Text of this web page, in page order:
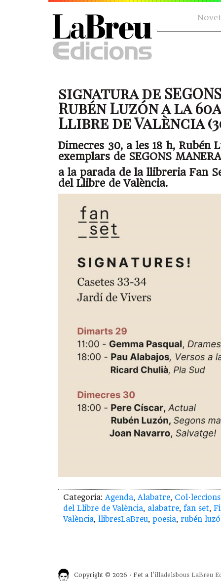
signatura de
Rubén Luzón a la
Llibre de València
Dimecres 30, a les 18 h, Rubén
exemplars de SEGONS MANERA
a la parada de la llibreria Fan
del Llibre de València.
Categoria: Agenda, Alabatre, Col·leccions
del Llibre de València, alabatre, fan set,
València, llibresLaBreu, poesia, rubén
Copyright © 2026 · Fet a l'illadelsbous LaBreu